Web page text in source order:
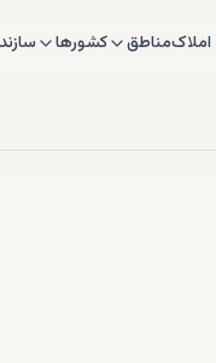
املاکمناطق کشورها